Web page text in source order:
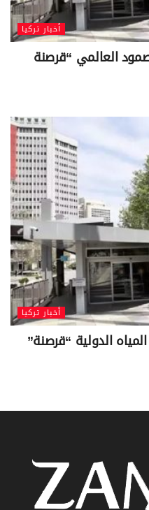
أخبار تركيا
العالمي “قرصنة
أخبار تركيا
الدولية “قرصنة”